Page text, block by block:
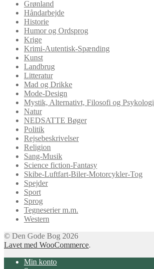
Grønland
Håndarbejde
Historie
Humor og Ordsprog
Krige
Krimi-Autentisk-Spænding
Kunst
Landbrug
Litteratur
Mad og Drikke
Mode-Design
Mystik, Alternativt, Filosofi og Psykologi
Natur
NEDSATTE Bøger
Politik
Rejsebeskrivelser
Religion
Sang-Musik
Science fiction-Fantasy
Skibe-Luftfart-Biler-Motorcykler-Tog
Spejder
Sport
Sprog
Tegneserier m.m.
Western
© Den Gode Bog 2026
Lavet med WooCommerce.
Min konto